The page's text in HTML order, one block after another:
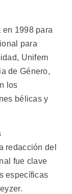
en 1998 para
para
Unifem
de Género,
los
bélicas y
redacción del
fue clave
específicas